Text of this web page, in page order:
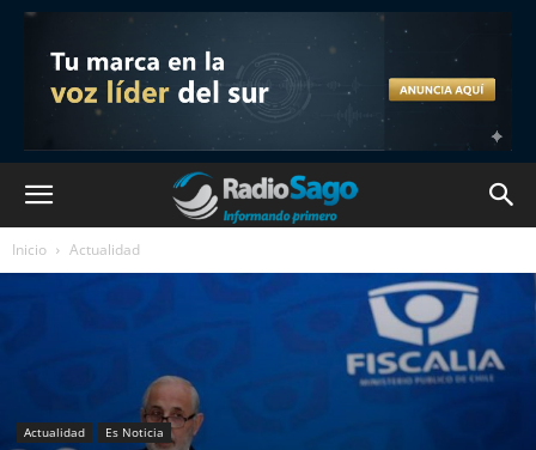
Inicio Actualidad
Actualidad Es Noticia